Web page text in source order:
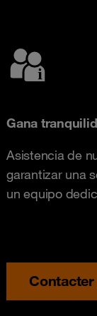
Gana
Asistencia de
garantizar una
un equipo